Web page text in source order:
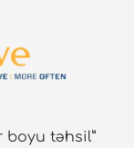
boyu təhsil”